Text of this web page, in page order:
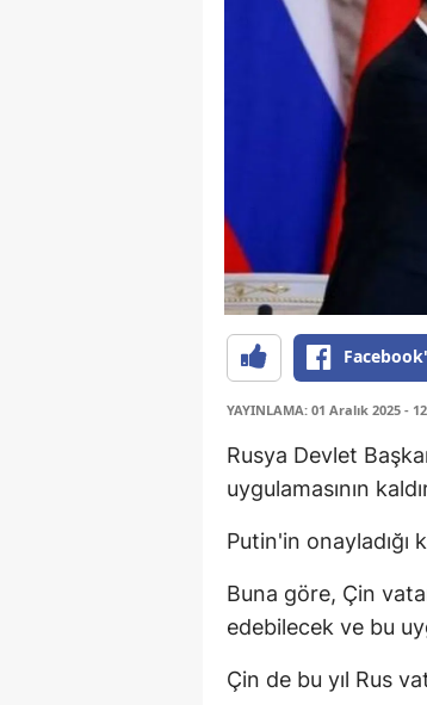
YAYINLAMA: 01 Aralık 2025 -
Rusya Devlet
uygulamasının
Putin'in onayladığı
Buna göre, Çin
edebilecek ve bu
Çin de bu yıl Rus